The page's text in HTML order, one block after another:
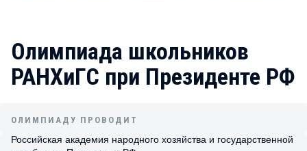
Олимпиада школьников
РАНХиГС при Президенте РФ
ОЛИМПИАДУ ПРОВОДИТ
Российская академия народного хозяйства и государственной